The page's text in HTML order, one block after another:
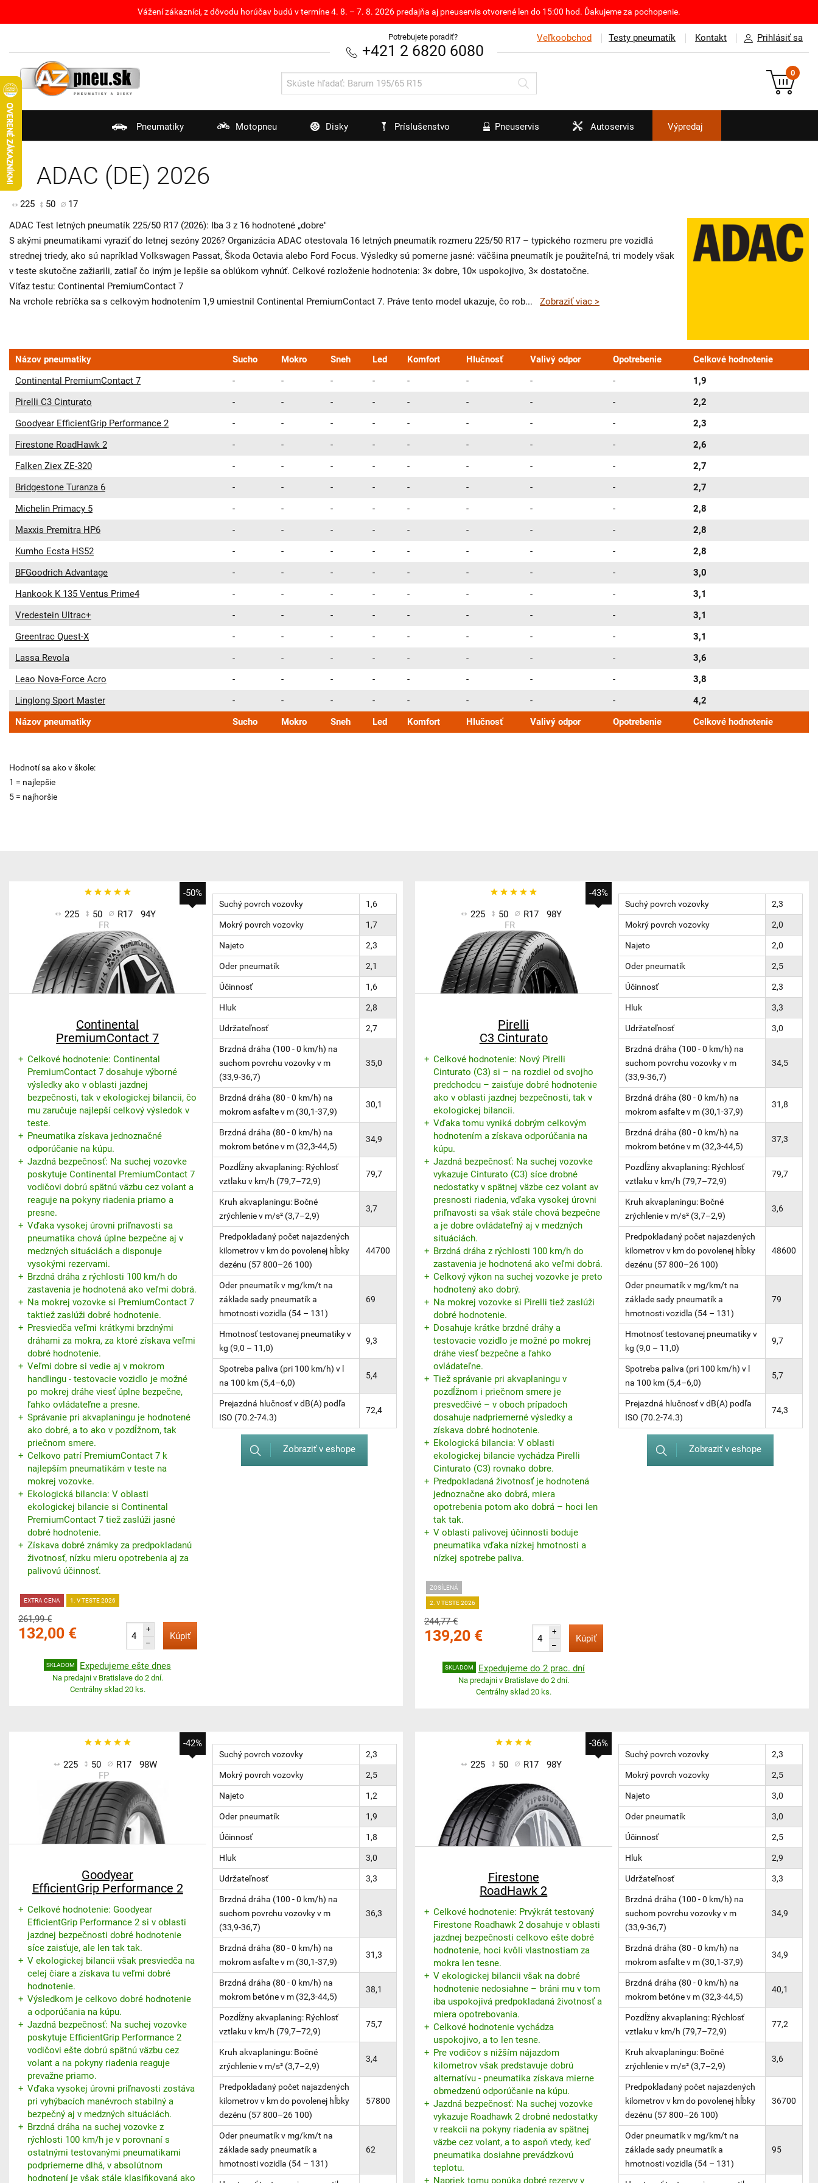
Vážení zákazníci, z dôvodu horúčav budú v termíne 4. 8. – 7. 8. 2026 predajňa aj pneuservis otvorené len do 15:00 hod. Ďakujeme za pochopenie.
Veľkoobchod Testy pneumatík Kontakt Prihlásiť sa
Potrebujete poradiť?
+421 2 6820 6080
0
Pneumatiky Motopneu Disky Príslušenstvo Pneuservis Autoservis Výpredaj
ADAC (DE) 2026
225 50
17
ADAC Test letných pneumatík 225/50 R17 (2026): Iba 3 z 16 hodnotené „dobre"
S akými pneumatikami vyraziť do letnej sezóny 2026? Organizácia ADAC otestovala 16 letných pneumatík rozmeru 225/50 R17 – typického rozmeru pre vozidlá
strednej triedy, ako sú napríklad Volkswagen Passat, Škoda Octavia alebo Ford Focus. Výsledky sú pomerne jasné: väčšina pneumatík je použiteľná, tri modely však
v teste skutočne zažiarili, zatiaľ čo iným je lepšie sa oblúkom vyhnúť. Celkové rozloženie hodnotenia: 3× dobre, 10× uspokojivo, 3× dostatočne.
Víťaz testu: Continental PremiumContact 7
Na vrchole rebríčka sa s celkovým hodnotením 1,9 umiestnil Continental PremiumContact 7. Práve tento model ukazuje, čo rob... Zobraziť viac >
Názov pneumatiky Sucho Mokro Sneh Led Komfort Hlučnosť Valivý odpor Opotrebenie
Celkové hodnotenie
Continental PremiumContact 7
- - - - - - - -
1,9
Pirelli C3 Cinturato
- - - - - - - -
2,2
Goodyear EfficientGrip Performance 2
- - - - - - - -
2,3
Firestone RoadHawk 2
- - - - - - - -
2,6
Falken Ziex ZE-320
- - - - - - - -
2,7
Bridgestone Turanza 6
- - - - - - - -
2,7
Michelin Primacy 5
- - - - - - - -
2,8
Maxxis Premitra HP6
- - - - - - - -
2,8
Kumho Ecsta HS52
- - - - - - - -
2,8
BFGoodrich Advantage
- - - - - - - -
3,0
Hankook K 135 Ventus Prime4
- - - - - - - -
3,1
Vredestein Ultrac+
- - - - - - - -
3,1
Greentrac Quest-X
- - - - - - - -
3,1
Lassa Revola
- - - - - - - -
3,6
Leao Nova-Force Acro
- - - - - - - -
3,8
Linglong Sport Master
- - - - - - - -
4,2
Názov pneumatiky
Sucho Mokro Sneh Led Komfort Hlučnosť Valivý odpor Opotrebenie Celkové hodnotenie
Hodnotí sa ako v škole:
1 = najlepšie
5 = najhoršie
225 50 R17
94Y
FR
-50%
Continental
PremiumContact 7
Celkové hodnotenie: Continental
PremiumContact 7 dosahuje výborné
výsledky ako v oblasti jazdnej
bezpečnosti, tak v ekologickej bilancii, čo
mu zaručuje najlepší celkový výsledok v
teste.
Pneumatika získava jednoznačné
odporúčanie na kúpu.
Jazdná bezpečnosť: Na suchej vozovke
poskytuje Continental PremiumContact 7
vodičovi dobrú spätnú väzbu cez volant a
reaguje na pokyny riadenia priamo a
presne.
Vďaka vysokej úrovni priľnavosti sa
pneumatika chová úplne bezpečne aj v
medzných situáciách a disponuje
vysokými rezervami.
Brzdná dráha z rýchlosti 100 km/h do
zastavenia je hodnotená ako veľmi dobrá.
Na mokrej vozovke si PremiumContact 7
taktiež zaslúži dobré hodnotenie.
Presviedča veľmi krátkymi brzdnými
dráhami za mokra, za ktoré získava veľmi
dobré hodnotenie.
Veľmi dobre si vedie aj v mokrom
handlingu - testovacie vozidlo je možné
po mokrej dráhe viesť úplne bezpečne,
ľahko ovládateľne a presne.
Správanie pri akvaplaningu je hodnotené
ako dobré, a to ako v pozdĺžnom, tak
priečnom smere.
Celkovo patrí PremiumContact 7 k
najlepším pneumatikám v teste na
mokrej vozovke.
Ekologická bilancia: V oblasti
ekologickej bilancie si Continental
PremiumContact 7 tiež zaslúži jasné
dobré hodnotenie.
Získava dobré známky za predpokladanú
životnosť, nízku mieru opotrebenia aj za
palivovú účinnosť.
EXTRA CENA 1. V TESTE 2026
261,99 €
132,00 €
+
–
Kúpiť
SKLADOM Expedujeme ešte dnes
Na predajni v Bratislave do 2 dní.
Centrálny sklad 20 ks.
Suchý povrch vozovky 1,6
Mokrý povrch vozovky 1,7
Najeto 2,3
Oder pneumatík 2,1
Účinnosť 1,6
Hluk 2,8
Udržateľnosť 2,7
Brzdná dráha (100 - 0 km/h) na
suchom povrchu vozovky v m
(33,9-36,7)
35,0
Brzdná dráha (80 - 0 km/h) na
mokrom asfalte v m (30,1-37,9)
30,1
Brzdná dráha (80 - 0 km/h) na
mokrom betóne v m (32,3-44,5)
34,9
Pozdĺžny akvaplaning: Rýchlosť
vztlaku v km/h (79,7–72,9)
79,7
Kruh akvaplaningu: Bočné
zrýchlenie v m/s² (3,7–2,9)
3,7
Predpokladaný počet najazdených
kilometrov v km do povolenej hĺbky
dezénu (57 800–26 100)
44700
Oder pneumatík v mg/km/t na
základe sady pneumatík a
hmotnosti vozidla (54 – 131)
69
Hmotnosť testovanej pneumatiky v
kg (9,0 – 11,0)
9,3
Spotreba paliva (pri 100 km/h) v l
na 100 km (5,4–6,0)
5,4
Prejazdná hlučnosť v dB(A) podľa
ISO (70.2-74.3)
72,4
Zobraziť v eshope
225 50 R17
98Y
FR
-43%
Pirelli
C3 Cinturato
Celkové hodnotenie: Nový Pirelli
Cinturato (C3) si – na rozdiel od svojho
predchodcu – zaisťuje dobré hodnotenie
ako v oblasti jazdnej bezpečnosti, tak v
ekologickej bilancii.
Vďaka tomu vyniká dobrým celkovým
hodnotením a získava odporúčania na
kúpu.
Jazdná bezpečnosť: Na suchej vozovke
vykazuje Cinturato (C3) síce drobné
nedostatky v spätnej väzbe cez volant av
presnosti riadenia, vďaka vysokej úrovni
priľnavosti sa však stále chová bezpečne
a je dobre ovládateľný aj v medzných
situáciách.
Brzdná dráha z rýchlosti 100 km/h do
zastavenia je hodnotená ako veľmi dobrá.
Celkový výkon na suchej vozovke je preto
hodnotený ako dobrý.
Na mokrej vozovke si Pirelli tiež zaslúži
dobré hodnotenie.
Dosahuje krátke brzdné dráhy a
testovacie vozidlo je možné po mokrej
dráhe viesť bezpečne a ľahko
ovládateľne.
Tiež správanie pri akvaplaningu v
pozdĺžnom i priečnom smere je
presvedčivé – v oboch prípadoch
dosahuje nadpriemerné výsledky a
získava dobré hodnotenie.
Ekologická bilancia: V oblasti
ekologickej bilancie vychádza Pirelli
Cinturato (C3) rovnako dobre.
Predpokladaná životnosť je hodnotená
jednoznačne ako dobrá, miera
opotrebenia potom ako dobrá – hoci len
tak tak.
V oblasti palivovej účinnosti boduje
pneumatika vďaka nízkej hmotnosti a
nízkej spotrebe paliva.
ZOSÍLENÁ
2. V TESTE 2026
244,77 €
139,20 €
+
–
Kúpiť
SKLADOM Expedujeme do 2 prac. dní
Na predajni v Bratislave do 2 dní.
Centrálny sklad 20 ks.
Suchý povrch vozovky 2,3
Mokrý povrch vozovky 2,0
Najeto 2,0
Oder pneumatík 2,5
Účinnosť 2,3
Hluk 3,3
Udržateľnosť 3,0
Brzdná dráha (100 - 0 km/h) na
suchom povrchu vozovky v m
(33,9-36,7)
34,5
Brzdná dráha (80 - 0 km/h) na
mokrom asfalte v m (30,1-37,9)
31,8
Brzdná dráha (80 - 0 km/h) na
mokrom betóne v m (32,3-44,5)
37,3
Pozdĺžny akvaplaning: Rýchlosť
vztlaku v km/h (79,7–72,9)
79,7
Kruh akvaplaningu: Bočné
zrýchlenie v m/s² (3,7–2,9)
3,6
Predpokladaný počet najazdených
kilometrov v km do povolenej hĺbky
dezénu (57 800–26 100)
48600
Oder pneumatík v mg/km/t na
základe sady pneumatík a
hmotnosti vozidla (54 – 131)
79
Hmotnosť testovanej pneumatiky v
kg (9,0 – 11,0)
9,7
Spotreba paliva (pri 100 km/h) v l
na 100 km (5,4–6,0)
5,7
Prejazdná hlučnosť v dB(A) podľa
ISO (70.2-74.3)
74,3
Zobraziť v eshope
225 50 R17
98W
FP
-42%
Goodyear
EfficientGrip Performance 2
Celkové hodnotenie: Goodyear
EfficientGrip Performance 2 si v oblasti
jazdnej bezpečnosti dobré hodnotenie
síce zaisťuje, ale len tak tak.
V ekologickej bilancii však presviedča na
celej čiare a získava tu veľmi dobré
hodnotenie.
Výsledkom je celkovo dobré hodnotenie
a odporúčania na kúpu.
Jazdná bezpečnosť: Na suchej vozovke
poskytuje EfficientGrip Performance 2
vodičovi ešte dobrú spätnú väzbu cez
volant a na pokyny riadenia reaguje
prevažne priamo.
Vďaka vysokej úrovni priľnavosti zostáva
pri vyhýbacích manévroch stabilný a
bezpečný aj v medzných situáciách.
Brzdná dráha na suchej vozovke z
rýchlosti 100 km/h je v porovnaní s
ostatnými testovanými pneumatikami
podpriemerne dlhá, v absolútnom
hodnotení je však stále klasifikovaná ako
Suchý povrch vozovky 2,3
Mokrý povrch vozovky 2,5
Najeto 1,2
Oder pneumatík 1,9
Účinnosť 1,8
Hluk 3,0
Udržateľnosť 3,3
Brzdná dráha (100 - 0 km/h) na
suchom povrchu vozovky v m
(33,9-36,7)
36,3
Brzdná dráha (80 - 0 km/h) na
mokrom asfalte v m (30,1-37,9)
31,3
Brzdná dráha (80 - 0 km/h) na
mokrom betóne v m (32,3-44,5)
38,1
Pozdĺžny akvaplaning: Rýchlosť
vztlaku v km/h (79,7–72,9)
75,7
Kruh akvaplaningu: Bočné
zrýchlenie v m/s² (3,7–2,9)
3,4
Predpokladaný počet najazdených
kilometrov v km do povolenej hĺbky
dezénu (57 800–26 100)
57800
Oder pneumatík v mg/km/t na
základe sady pneumatík a
hmotnosti vozidla (54 – 131)
62
225 50 R17 98Y
-36%
Firestone
RoadHawk 2
Celkové hodnotenie: Prvýkrát testovaný
Firestone Roadhawk 2 dosahuje v oblasti
jazdnej bezpečnosti celkovo ešte dobré
hodnotenie, hoci kvôli vlastnostiam za
mokra len tesne.
V ekologickej bilancii však na dobré
hodnotenie nedosiahne – bráni mu v tom
iba uspokojivá predpokladaná životnosť a
miera opotrebovania.
Celkové hodnotenie vychádza
uspokojivo, a to len tesne.
Pre vodičov s nižším nájazdom
kilometrov však predstavuje dobrú
alternatívu - pneumatika získava mierne
obmedzenú odporúčanie na kúpu.
Jazdná bezpečnosť: Na suchej vozovke
vykazuje Roadhawk 2 drobné nedostatky
v reakcii na pokyny riadenia av spätnej
väzbe cez volant, a to aspoň vtedy, keď
pneumatika dosiahne prevádzkovú
teplotu.
Napriek tomu ponúka dobré rezervy v
Suchý povrch vozovky 2,3
Mokrý povrch vozovky 2,5
Najeto 3,0
Oder pneumatík 3,0
Účinnosť 2,5
Hluk 2,9
Udržateľnosť 3,3
Brzdná dráha (100 - 0 km/h) na
suchom povrchu vozovky v m
(33,9-36,7)
34,9
Brzdná dráha (80 - 0 km/h) na
mokrom asfalte v m (30,1-37,9)
34,9
Brzdná dráha (80 - 0 km/h) na
mokrom betóne v m (32,3-44,5)
40,1
Pozdĺžny akvaplaning: Rýchlosť
vztlaku v km/h (79,7–72,9)
77,2
Kruh akvaplaningu: Bočné
zrýchlenie v m/s² (3,7–2,9)
3,6
Predpokladaný počet najazdených
kilometrov v km do povolenej hĺbky
dezénu (57 800–26 100)
36700
Oder pneumatík v mg/km/t na
základe sady pneumatík a
hmotnosti vozidla (54 – 131)
95